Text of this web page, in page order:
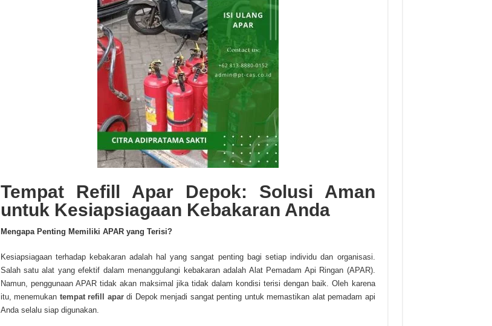
Tempat Refill Apar Depok: Solusi Aman
untuk Kesiapsiagaan Kebakaran Anda
Mengapa Penting Memiliki APAR yang Terisi?
Kesiapsiagaan terhadap kebakaran adalah hal yang sangat penting bagi setiap individu dan organisasi.
Salah satu alat yang efektif dalam menanggulangi kebakaran adalah Alat Pemadam Api Ringan (APAR).
Namun, penggunaan APAR tidak akan maksimal jika tidak dalam kondisi terisi dengan baik. Oleh karena
itu, menemukan tempat refill apardi Depok menjadi sangat penting untuk memastikan alat pemadam api
Anda selalu siap digunakan.